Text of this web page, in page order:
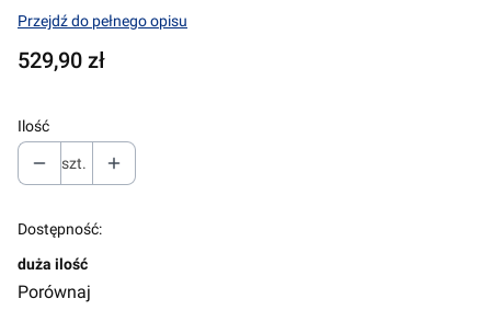
Przejdź do pełnego opisu
Cena
529,90 zł
Ilość
szt.
Dostępność:
duża ilość
Porównaj